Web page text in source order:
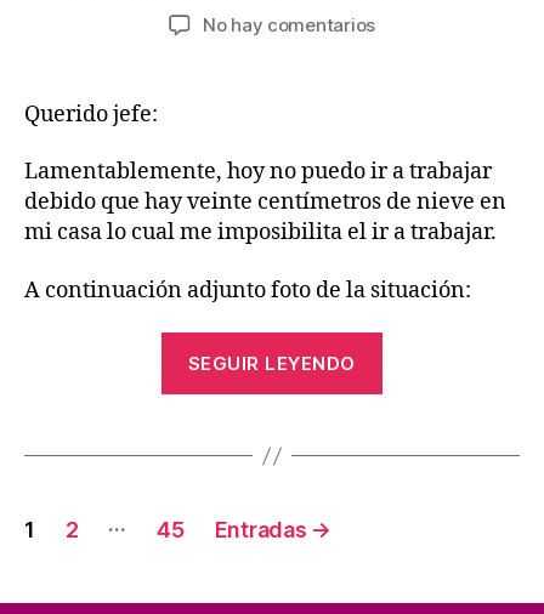
No hay comentariosen
Querido jefe:
Lamentablemente, hoy no puedo ir a trabajar
debido que hay veinte centímetros de nieve en
mi casa lo cual me imposibilita el ir a trabajar.
A continuación adjunto foto de la situación:
SEGUIR LEYENDO
Paginación
1 2 … 45 Entradas →